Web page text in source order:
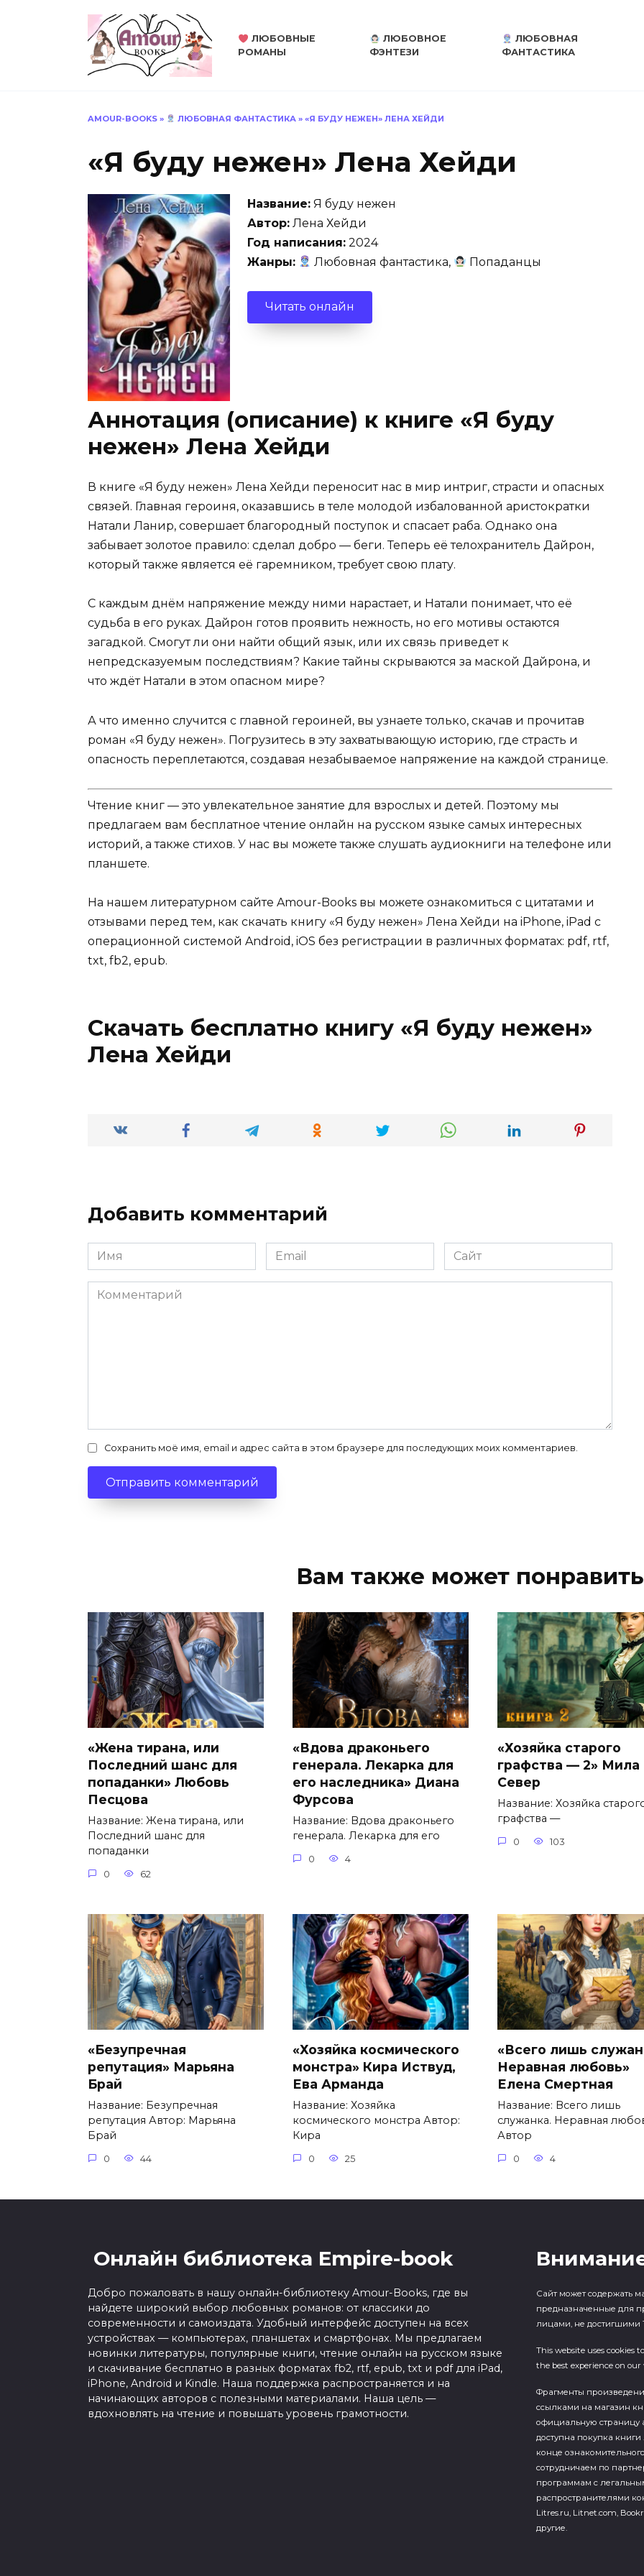
ЛЮБОВНЫЕ
РОМАНЫ
ЛЮБОВНОЕ
ФЭНТЕЗИ
ЛЮБОВНАЯ
ФАНТАСТИКА
AMOUR-BOOKS » ЛЮБОВНАЯ ФАНТАСТИКА» «Я БУДУ НЕЖЕН» ЛЕНА ХЕЙДИ
«Я буду нежен» Лена Хейди
Название: Я буду нежен
Автор: Лена Хейди
Год написания: 2024
Жанры:
Любовная фантастика, Попаданцы
Читать онлайн
Аннотация (описание) к книге «Я буду
нежен» Лена Хейди
В книге «Я буду нежен» Лена Хейди переносит нас в мир интриг, страсти и опасных
связей. Главная героиня, оказавшись в теле молодой избалованной аристократки
Натали Ланир, совершает благородный поступок и спасает раба. Однако она
забывает золотое правило: сделал добро — беги. Теперь её телохранитель Дайрон,
который также является её гаремником, требует свою плату.
С каждым днём напряжение между ними нарастает, и Натали понимает, что её
судьба в его руках. Дайрон готов проявить нежность, но его мотивы остаются
загадкой. Смогут ли они найти общий язык, или их связь приведет к
непредсказуемым последствиям? Какие тайны скрываются за маской Дайрона, и
что ждёт Натали в этом опасном мире?
А что именно случится с главной героиней, вы узнаете только, скачав и прочитав
роман «Я буду нежен». Погрузитесь в эту захватывающую историю, где страсть и
опасность переплетаются, создавая незабываемое напряжение на каждой странице.
Чтение книг — это увлекательное занятие для взрослых и детей. Поэтому мы
предлагаем вам бесплатное чтение онлайн на русском языке самых интересных
историй, а также стихов. У нас вы можете также слушать аудиокниги на телефоне или
планшете.
На нашем литературном сайте Amour-Books вы можете ознакомиться с цитатами и
отзывами перед тем, как скачать книгу «Я буду нежен» Лена Хейди на iPhone, iPad с
операционной системой Android, iOS без регистрации в различных форматах: pdf, rtf,
txt, fb2, epub.
Скачать бесплатно книгу «Я буду нежен»
Лена Хейди
Добавить комментарий
Имя
*
Email
*
Сайт
Комментарий
Сохранить моё имя, email и адрес сайта в этом браузере для последующих моих комментариев.
Вам также может
«Жена тирана, или
Последний шанс для
попаданки» Любовь
Песцова
Название: Жена тирана, или
Последний шанс для
попаданки
0 62
«Вдова драконьего
генерала. Лекарка для
его наследника» Диана
Фурсова
Название: Вдова драконьего
генерала. Лекарка для его
0 4
«Хозяйка старого
графства — 2» Мила
Север
Название: Хозяйка
графства —
0 103
«Безупречная
репутация» Марьяна
Брай
Название: Безупречная
репутация Автор: Марьяна
Брай
0 44
«Хозяйка космического
монстра» Кира Иствуд,
Ева Арманда
Название: Хозяйка
космического монстра Автор:
Кира
0 25
«Всего лишь
Неравная любовь»
Елена Смертная
Название: Всего лишь
служанка. Неравная
Автор
0 4
Онлайн библиотека Empire-book
Добро пожаловать в нашу онлайн-библиотеку Amour-Books, где вы
найдете широкий выбор любовных романов: от классики до
современности и самоиздата. Удобный интерфейс доступен на всех
устройствах — компьютерах, планшетах и смартфонах. Мы предлагаем
новинки литературы, популярные книги, чтение онлайн на русском языке
и скачивание бесплатно в разных форматах fb2, rtf, epub, txt и pdf для iPad,
iPhone, Android и Kindle. Наша поддержка распространяется и на
начинающих авторов с полезными материалами. Наша цель —
вдохновлять на чтение и повышать уровень грамотности.
Сайт может содержать
предназначенные для
лицами, не достигшими
This website uses cookies
the best experience on our
Фрагменты
ссылками на магазин
официальную страницу
доступна покупка книги
конце
сотрудничаем по
программам с
распространителями
Litres.ru, Litnet.com,
другие.